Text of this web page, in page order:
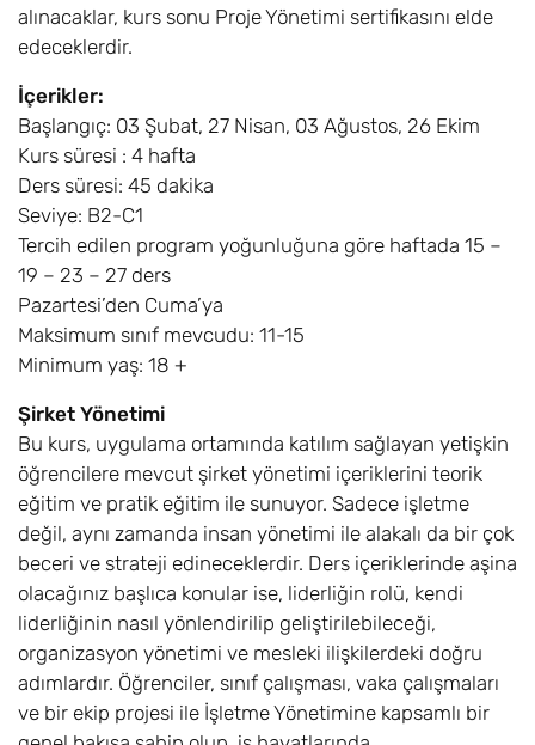
alınacaklar, kurs sonu Proje Yönetimi sertifikasını elde
edeceklerdir.
İçerikler:
Başlangıç: 03 Şubat, 27 Nisan, 03 Ağustos, 26 Ekim
Kurs süresi : 4 hafta
Ders süresi: 45 dakika
Seviye: B2-C1
Tercih edilen program yoğunluğuna göre haftada 15 –
19 – 23 – 27 ders
Pazartesi’den Cuma’ya
Maksimum sınıf mevcudu: 11-15
Minimum yaş: 18 +
Şirket Yönetimi
Bu kurs, uygulama ortamında katılım sağlayan yetişkin
öğrencilere mevcut şirket yönetimi içeriklerini teorik
eğitim ve pratik eğitim ile sunuyor. Sadece işletme
değil, aynı zamanda insan yönetimi ile alakalı da bir çok
beceri ve strateji edineceklerdir. Ders içeriklerinde aşina
olacağınız başlıca konular ise, liderliğin rolü, kendi
liderliğinin nasıl yönlendirilip geliştirilebileceği,
organizasyon yönetimi ve mesleki ilişkilerdeki doğru
adımlardır. Öğrenciler, sınıf çalışması, vaka çalışmaları
ve bir ekip projesi ile İşletme Yönetimine kapsamlı bir